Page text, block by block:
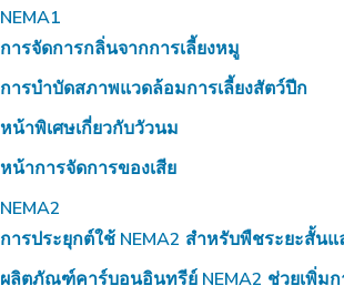
NEMA1
การจัดการกลิ่นจากการเลี้ยงหมู
การบำบัดสภาพแวดล้อมการเลี้ยงสัตว์ปีก
หน้าพิเศษเกี่ยวกับวัวนม
หน้าการจัดการของเสีย
NEMA2
การประยุกต์ใช้ NEMA2 สำหรับพืชระยะสั้น
ผลิตภัณฑ์คาร์บอนอินทรีย์ NEMA2 ช่วยเพิ่มก